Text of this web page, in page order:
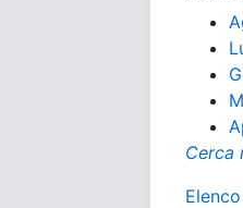
Cerca